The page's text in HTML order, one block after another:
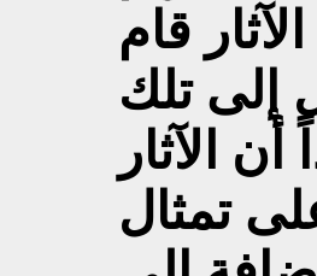
قام
إلى تلك
الآثار
تمثال